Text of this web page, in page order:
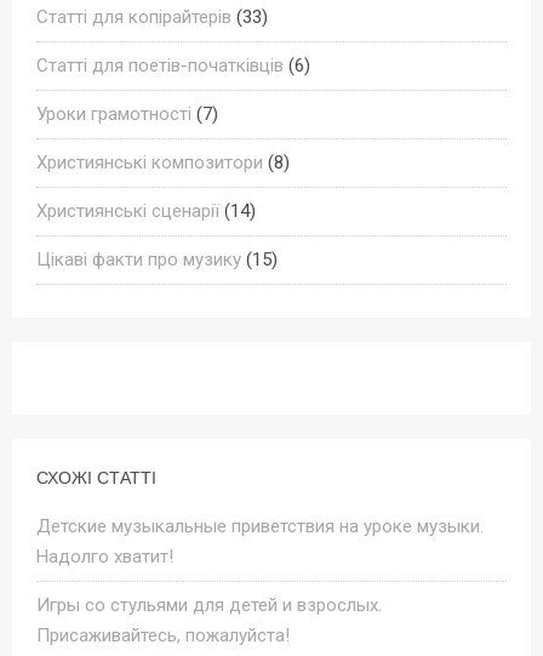
Статті для копірайтерів (33)
Статті для поетів-початківців (6)
Уроки грамотності (7)
Християнські композитори (8)
Християнські сценарії (14)
Цікаві факти про музику (15)
СХОЖІ СТАТТІ
Детские музыкальные приветствия на уроке музыки.
Надолго хватит!
Игры со стульями для детей и взрослых.
Присаживайтесь, пожалуйста!